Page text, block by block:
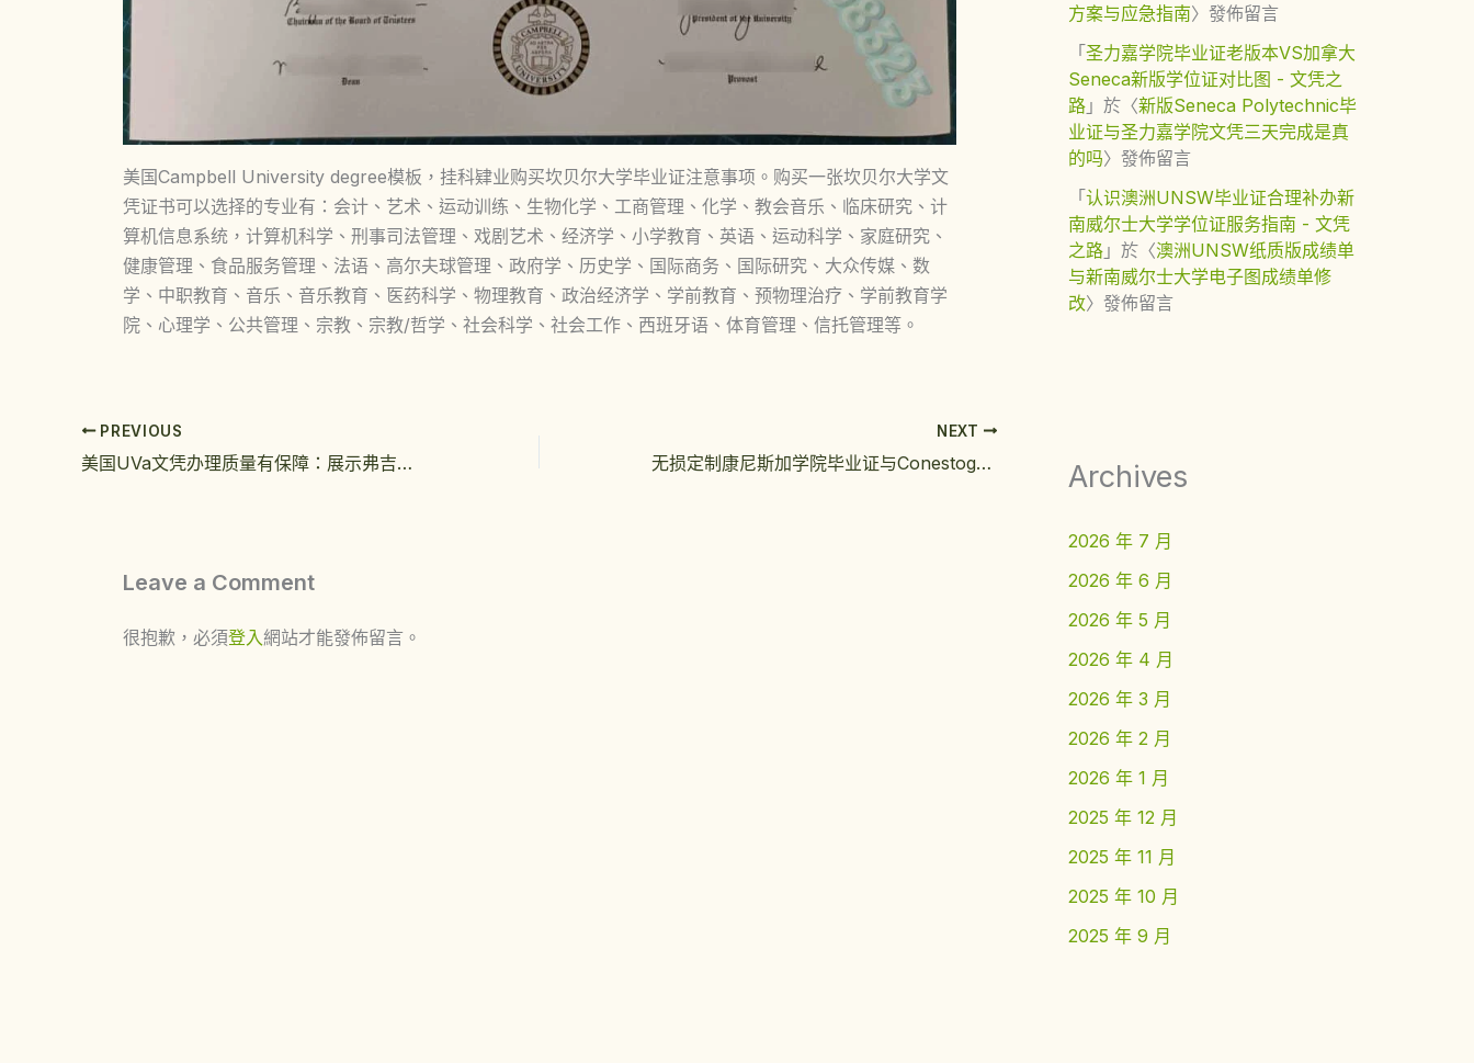
美国Campbell University degree模板，挂科肄业购买坎贝尔大学毕业证注意事项。购买一张坎贝尔大学文
凭证书可以选择的专业有：会计、艺术、运动训练、生物化学、工商管理、化学、教会音乐、临床研究、计
算机信息系统，计算机科学、刑事司法管理、戏剧艺术、经济学、小学教育、英语、运动科学、家庭研究、
健康管理、食品服务管理、法语、高尔夫球管理、政府学、历史学、国际商务、国际研究、大众传媒、数
学、中职教育、音乐、音乐教育、医药科学、物理教育、政治经济学、学前教育、预物理治疗、学前教育学
院、心理学、公共管理、宗教、宗教/哲学、社会科学、社会工作、西班牙语、体育管理、信托管理等。
PREVIOUS
美国UVa文凭办理质量有保障：展示弗吉尼亚大学毕业证实拍图
NEXT
无损定制康尼斯加学院毕业证与Conestoga College degree
Leave a Comment
很抱歉，必須登入網站才能發佈留言。
方案与应急指南〉發佈留言
「圣力嘉学院毕业证老版本VS加拿大
Seneca新版学位证对比图 - 文凭之
路 」於〈新版Seneca Polytechnic毕
业证与圣力嘉学院文凭三天完成是真
的吗〉發佈留言
「认识澳洲UNSW毕业证合理补办新
南威尔士大学学位证服务指南 - 文凭
之路 」於〈澳洲UNSW纸质版成绩单
与新南威尔士大学电子图成绩单修
改〉發佈留言
Archives
2026 年 7 月
2026 年 6 月
2026 年 5 月
2026 年 4 月
2026 年 3 月
2026 年 2 月
2026 年 1 月
2025 年 12 月
2025 年 11 月
2025 年 10 月
2025 年 9 月